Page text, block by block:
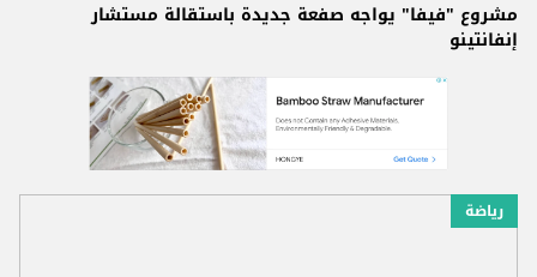
مشروع "فيفا" يواجه صفعة جديدة باستقالة مستشار
إنفانتينو
رياضة